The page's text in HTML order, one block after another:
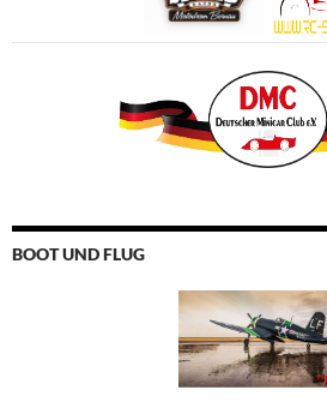
BOOT UND FLUG